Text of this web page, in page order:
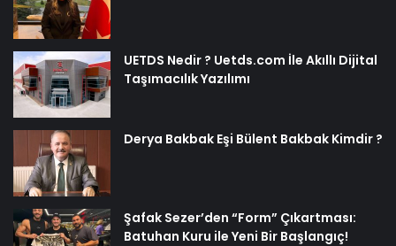
UETDS Nedir ? Uetds.com İle Akıllı Dijital
Taşımacılık Yazılımı
Derya Bakbak Eşi Bülent Bakbak Kimdir ?
Şafak Sezer’den “Form” Çıkartması:
Batuhan Kuru ile Yeni Bir Başlangıç!